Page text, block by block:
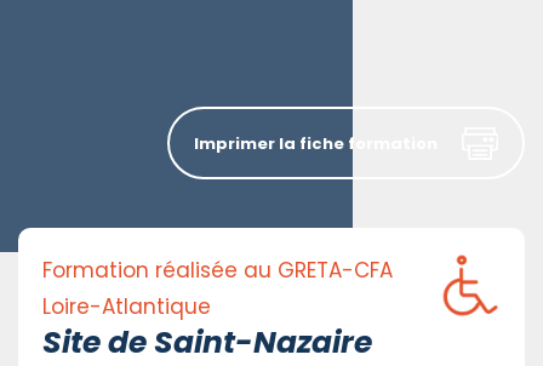
Formation réalisée au GRETA-CFA
Loire-Atlantique
Site de Saint-Nazaire
Imprimer la fiche formation